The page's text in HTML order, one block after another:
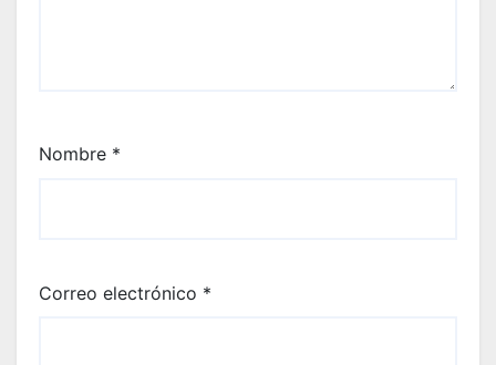
Nombre *
Correo electrónico *